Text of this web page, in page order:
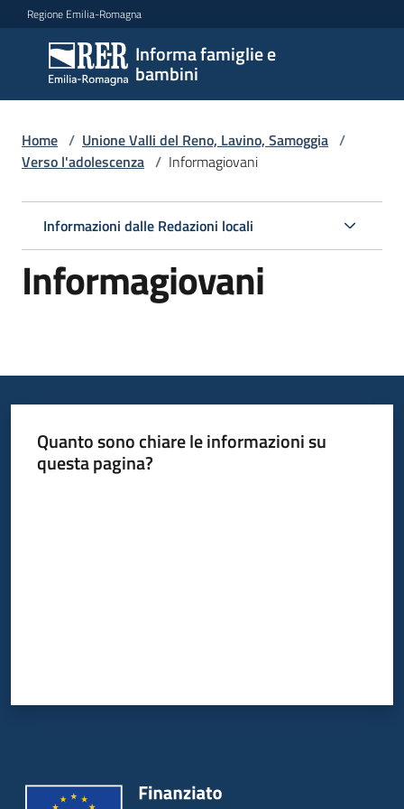
Vai al contenuto
Vai alla navigazione
Vai al footer
Regione Emilia-Romagna
Informa famiglie e
bambini
Informa
famiglie
e
bambini
Argomenti
Servizi
le
Informazioni
Home / Unione Valli del Reno, Lavino, Samoggia /
Verso l'adolescenza / Informagiovani
Informazioni dalle Redazioni locali
Informagiovani
Quanto sono chiare le informazioni su
questa pagina?